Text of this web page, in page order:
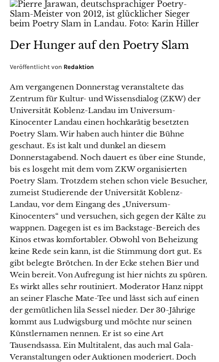
Der Hunger auf den Poetry Slam
Veröffentlicht von Redaktion
Am vergangenen Donnerstag veranstaltete das
Zentrum für Kultur- und Wissensdialog (ZKW) der
Universität Koblenz-Landau im Universum-
Kinocenter Landau einen hochkarätig besetzten
Poetry Slam. Wir haben auch hinter die Bühne
geschaut. Es ist kalt und dunkel an diesem
Donnerstagabend. Noch dauert es über eine Stunde,
bis es losgeht mit dem vom ZKW organisierten
Poetry Slam. Trotzdem stehen schon viele Besucher,
zumeist Studierende der Universität Koblenz-
Landau, vor dem Eingang des „Universum-
Kinocenters“ und versuchen, sich gegen der Kälte zu
wappnen. Dagegen ist es im Backstage-Bereich des
Kinos etwas komfortabler. Obwohl von Beheizung
keine Rede sein kann, ist die Stimmung dort gut. Es
gibt belegte Brötchen. In der Ecke stehen Bier und
Wein bereit. Von Aufregung ist hier nichts zu spüren.
Es wirkt alles sehr routiniert. Moderator Hanz nippt
an seiner Flasche Mate-Tee und lässt sich auf einen
der gemütlichen lila Sessel nieder. Der 30-Jährige
kommt aus Ludwigsburg und möchte nur seinen
Künstlernamen nennen. Er ist so eine Art
Tausendsassa. Ein Multitalent, das auch mal Gala-
Veranstaltungen oder Auktionen moderiert. Doch